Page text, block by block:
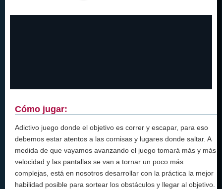
Cómo jugar:
Adictivo juego donde el objetivo es correr y escapar, para eso
debemos estar atentos a las cornisas y lugares donde saltar. A
medida de que vayamos avanzando el juego tomará más y más
velocidad y las pantallas se van a tornar un poco más
complejas, está en nosotros desarrollar con la práctica la mejor
habilidad posible para sortear los obstáculos y llegar al objetivo.